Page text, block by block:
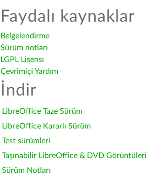
Faydalı kaynaklar
Belgelendirme
Sürüm notları
LGPL Lisensı
Çevrimiçi Yardım
İndir
LibreOffice Taze Sürüm
LibreOffice Kararlı Sürüm
Test sürümleri
Taşınabilir LibreOffice & DVD Görüntüleri
Sürüm Notları